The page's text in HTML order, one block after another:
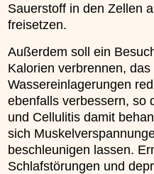
Sauerstoff in den Zellen
freisetzen.
Außerdem soll ein
Kalorien verbrennen,
Wassereinlagerungen
ebenfalls verbessern, so
und Cellulitis damit
sich
beschleunigen lassen.
Schlafstörungen und